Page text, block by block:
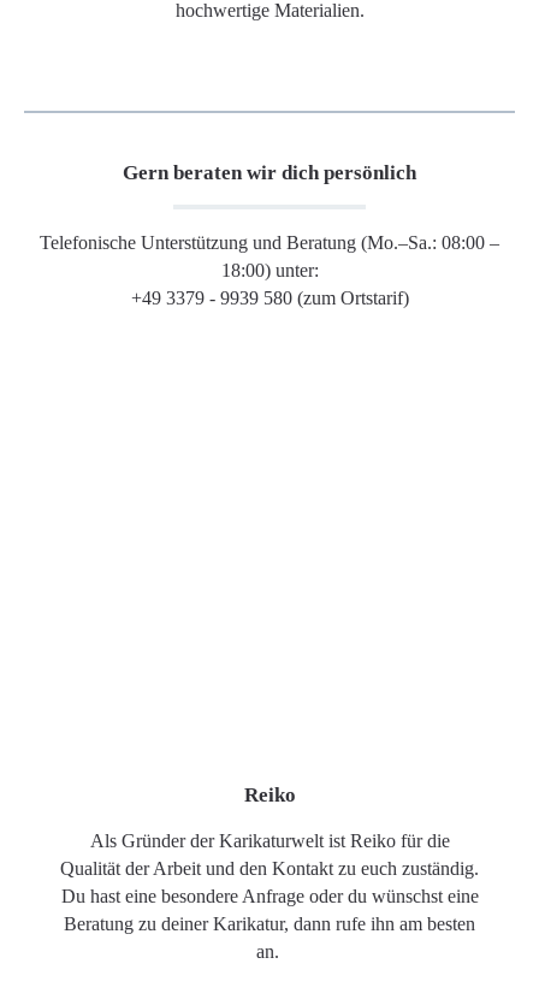
hochwertige Materialien.
Gern beraten wir dich persönlich
Telefonische Unterstützung und Beratung (Mo.–Sa.: 08:00 –
18:00) unter:
+49 3379 - 9939 580 (zum Ortstarif)
Reiko
Als Gründer der Karikaturwelt ist Reiko für die
Qualität der Arbeit und den Kontakt zu euch zuständig.
Du hast eine besondere Anfrage oder du wünschst eine
Beratung zu deiner Karikatur, dann rufe ihn am besten
an.